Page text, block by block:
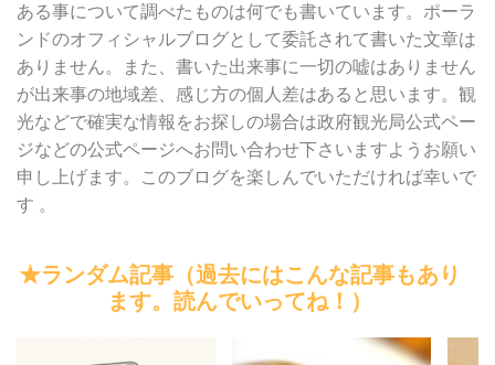
ある事について調べたものは何でも書いています。ポーラ
ンドのオフィシャルブログとして委託されて書いた文章は
ありません。また、書いた出来事に一切の嘘はありません
が出来事の地域差、感じ方の個人差はあると思います。観
光などで確実な情報をお探しの場合は政府観光局公式ペー
ジなどの公式ページへお問い合わせ下さいますようお願い
申し上げます。このブログを楽しんでいただければ幸いで
す 。
★ランダム記事（過去にはこんな記事もあり
ます。読んでいってね！）